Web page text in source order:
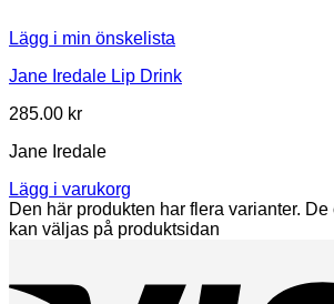
Lägg i min önskelista
Jane Iredale Lip Drink
285.00 kr
Jane Iredale
Lägg i varukorg
Den här produkten har flera varianter.
kan väljas på produktsidan